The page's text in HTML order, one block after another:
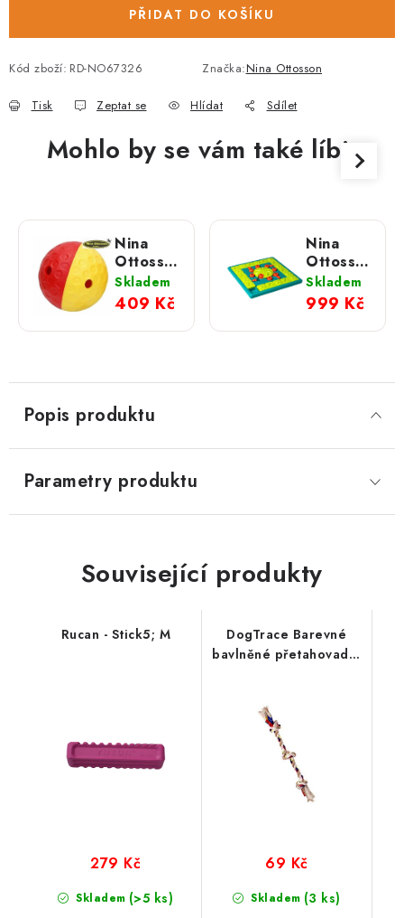
PŘIDAT DO KOŠÍKU
Kód zboží: RD-NO67326 Značka:Nina Ottosson
Tisk Zeptat se Hlídat Sdílet
Mohlo by se vám také líbit
Nina
Ottosson
Dog
Pamlskový
hlavolam
TUMBLE;
Skladem
409 Kč
Nina
Ottosson
Pamlskový
hlavolam
+
Skladem
999 Kč
Popis produktu
Parametry produktu
Související produkty
Rucan - Stick5; M
Skladem (>5 ks)
279 Kč
DogTrace Barevné
bavlněné přetahovadlo
Skladem (3 ks)
69 Kč